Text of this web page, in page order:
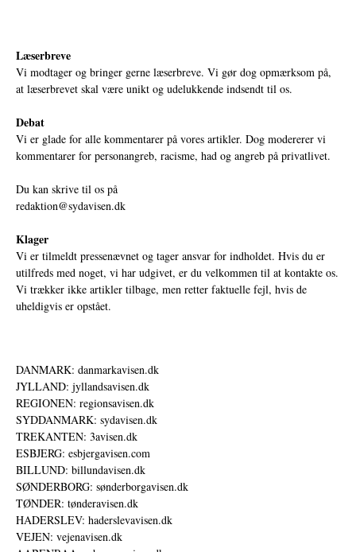
Læserbreve
Vi modtager og bringer gerne læserbreve. Vi gør dog opmærksom på,
at læserbrevet skal være unikt og udelukkende indsendt til os.
Debat
Vi er glade for alle kommentarer på vores artikler. Dog modererer vi
kommentarer for personangreb, racisme, had og angreb på privatlivet.
Du kan skrive til os på
redaktion@sydavisen.dk
Klager
Vi er tilmeldt pressenævnet og tager ansvar for indholdet. Hvis du er
utilfreds med noget, vi har udgivet, er du velkommen til at kontakte os.
Vi trækker ikke artikler tilbage, men retter faktuelle fejl, hvis de
uheldigvis er opstået.
DANMARK: danmarkavisen.dk
JYLLAND: jyllandsavisen.dk
REGIONEN: regionsavisen.dk
SYDDANMARK: sydavisen.dk
TREKANTEN: 3avisen.dk
ESBJERG: esbjergavisen.com
BILLUND: billundavisen.dk
SØNDERBORG: sønderborgavisen.dk
TØNDER: tønderavisen.dk
HADERSLEV: haderslevavisen.dk
VEJEN: vejenavisen.dk